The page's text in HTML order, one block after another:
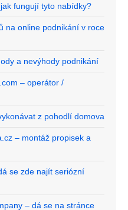
fungují tyto nabídky?
na online podnikání v roce
a nevýhody podnikání
– operátor /
z pohodlí domova
– montáž propisek a
se zde najít seriózní
– dá se na stránce